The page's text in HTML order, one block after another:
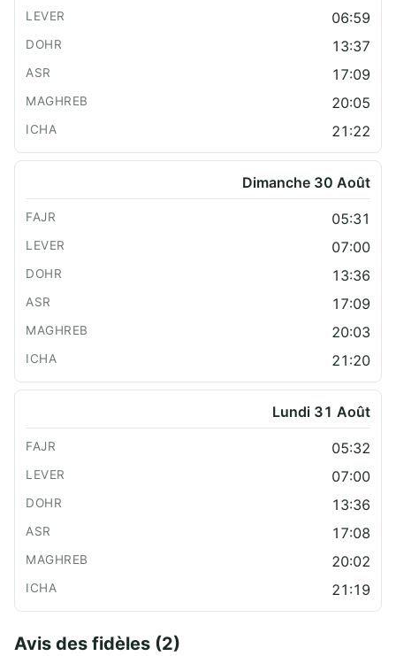
06:59
13:37
17:09
20:05
21:22
Dimanche 30 Août
05:31
07:00
13:36
17:09
20:03
21:20
Lundi 31 Août
05:32
07:00
13:36
17:08
20:02
21:19
Avis des fidèles (2)